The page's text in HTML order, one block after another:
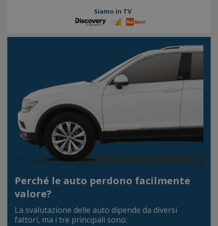
Siamo in TV
Perché le auto perdono facilmente
valore?
La svalutazione delle auto dipende da diversi
fattori, ma i tre principali sono: